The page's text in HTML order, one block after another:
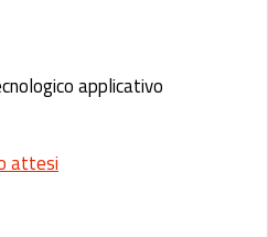
applicativo
attesi